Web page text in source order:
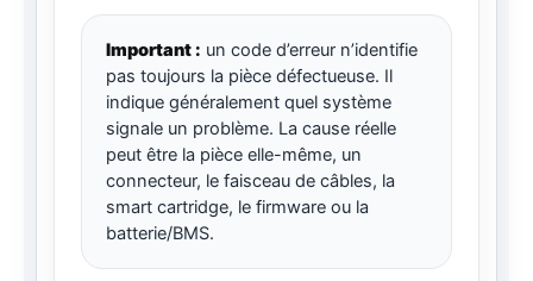
Important : un code d’erreur n’identifie
pas toujours la pièce défectueuse. Il
indique généralement quel système
signale un problème. La cause réelle
peut être la pièce elle-même, un
connecteur, le faisceau de câbles, la
smart cartridge, le firmware ou la
batterie/BMS.